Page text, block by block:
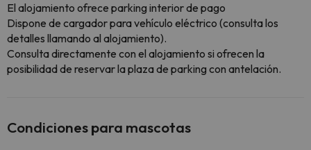
El alojamiento ofrece parking interior de pago
Dispone de cargador para vehículo eléctrico (consulta los
detalles llamando al alojamiento).
Consulta directamente con el alojamiento si ofrecen la
posibilidad de reservar la plaza de parking con antelación.
Condiciones para mascotas